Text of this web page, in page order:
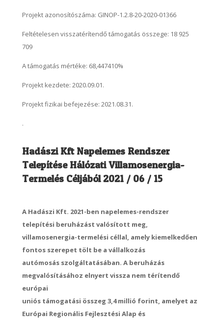
Projekt azonosítószáma: GINOP-1.2.8-20-2020-01366
Feltételesen visszatérítendő támogatás összege: 18 925
709
A támogatás mértéke: 68,447410%
Projekt kezdete: 2020.09.01.
Projekt fizikai befejezése: 2021.08.31.
.
Hadászi Kft Napelemes Rendszer
Telepítése Hálózati Villamosenergia-
Termelés Céljából 2021 / 06 / 15
A Hadászi Kft. 2021-ben napelemes-rendszer
telepítési beruházást valósított meg,
villamosenergia-termelési céllal, amely kiemelkedően
fontos szerepet tölt be a vállalkozás
autómosás szolgáltatásában. A beruházás
megvalósításához elnyert vissza nem térítendő
európai
uniós támogatási összeg 3,4 millió forint, amelyet az
Európai Regionális Fejlesztési Alap és